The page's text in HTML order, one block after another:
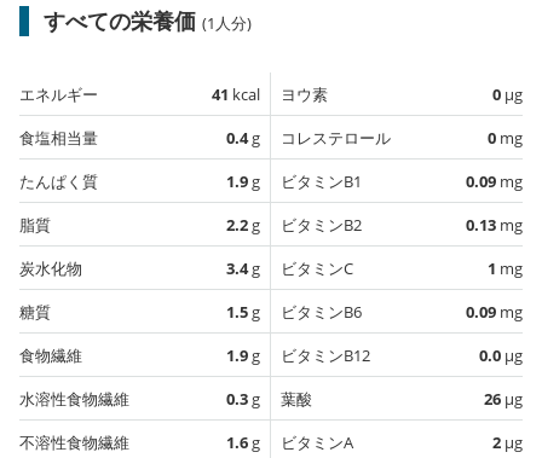
すべての栄養価 (1人分)
エネルギー 41 kcal
食塩相当量
0.4g
たんぱく質
1.9g
脂質
2.2g
炭水化物
3.4g
糖質
1.5g
食物繊維
1.9g
水溶性食物繊維
0.3g
不溶性食物繊維
1.6g
ヨウ素 0 µg
コレステロール
0 mg
ビタミンB1
0.09 mg
ビタミンB2
0.13 mg
ビタミンC
1 mg
ビタミンB6
0.09 mg
ビタミンB12
0.0 µg
葉酸
26 µg
ビタミンA
2 µg